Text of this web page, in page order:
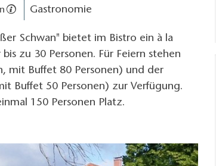
Gastronomie
Schwan" bietet im Bistro ein à la
zu 30 Personen. Für Feiern stehen
mit Buffet 80 Personen) und der
Buffet 50 Personen) zur Verfügung.
150 Personen Platz.